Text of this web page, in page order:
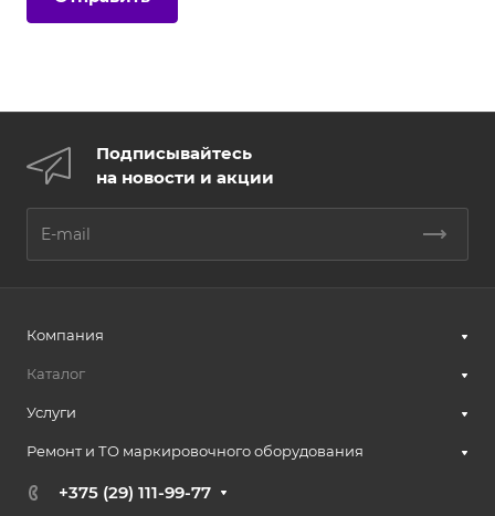
Подписывайтесь
на новости и акции
Компания
Каталог
Услуги
Ремонт и ТО маркировочного оборудования
+375 (29) 111-99-77